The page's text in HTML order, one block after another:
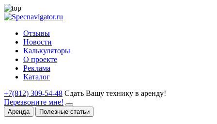
Отзывы
Новости
Калькуляторы
О проекте
Реклама
Каталог
+7(812) 309-54-48 Сдать Вашу технику в аренду!
Перезвоните мне!
Аренда Полезные статьи